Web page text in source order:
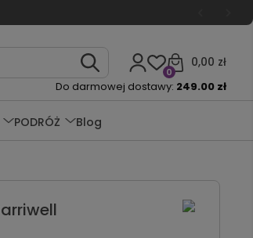
Do darmowej dostawy: 249.00 zł
0,00 zł
0
PODRÓŻ Blog